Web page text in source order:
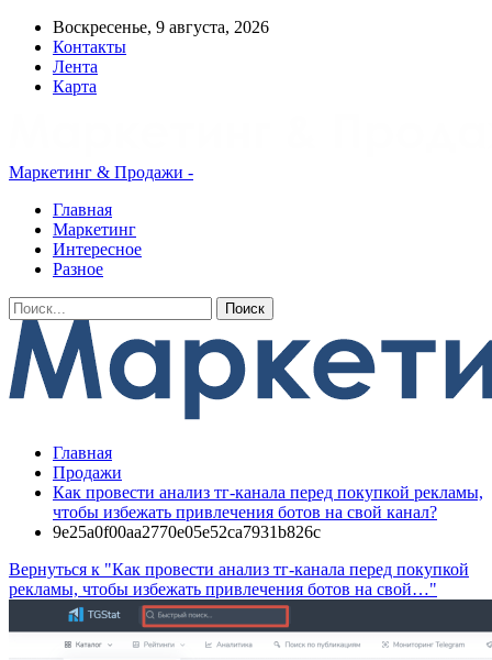
Воскресенье, 9 августа, 2026
Контакты
Лента
Карта
Маркетинг & Продажи -
Главная
Маркетинг
Интересное
Разное
Главная
Продажи
Как провести анализ тг-канала перед покупкой рекламы,
чтобы избежать привлечения ботов на свой канал?
9e25a0f00aa2770e05e52ca7931b826c
Вернуться к "Как провести анализ тг-канала перед покупкой
рекламы, чтобы избежать привлечения ботов на свой…"